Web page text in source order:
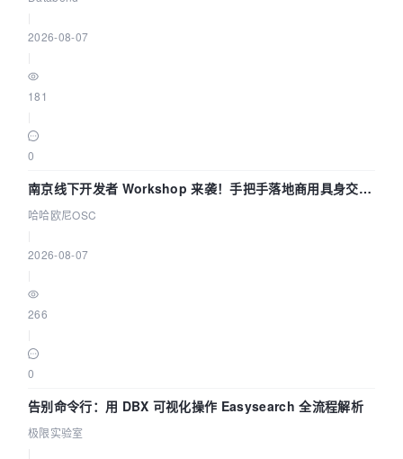
2026-08-07
181
0
南京线下开发者 Workshop 来袭！手把手落地商用具身交互
智能 Agent 应用
哈哈欧尼OSC
2026-08-07
266
0
告别命令行：用 DBX 可视化操作 Easysearch 全流程解析
极限实验室